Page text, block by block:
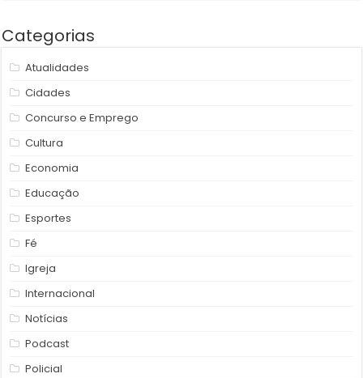
Categorias
Atualidades
Cidades
Concurso e Emprego
Cultura
Economia
Educação
Esportes
Fé
Igreja
Internacional
Notícias
Podcast
Policial